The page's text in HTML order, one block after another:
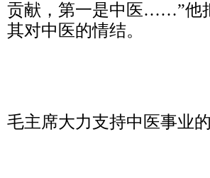
贡献，第一是中医……”他
其对中医的情结。
毛主席大力支持中医事业